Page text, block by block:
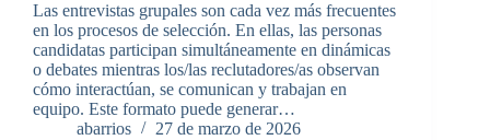
Las entrevistas grupales son cada vez más frecuentes
en los procesos de selección. En ellas, las personas
candidatas participan simultáneamente en dinámicas
o debates mientras los/las reclutadores/as observan
cómo interactúan, se comunican y trabajan en
equipo. Este formato puede generar…
abarrios
27 de marzo de 2026